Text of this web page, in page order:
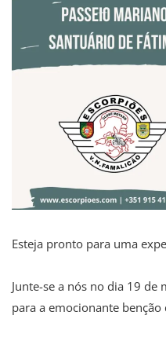
Esteja pronto para uma
Junte-se a nós no dia 19 de
para a emocionante benção